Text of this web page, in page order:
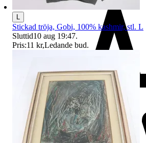
Stickad tröja, Gobi, 100% kashmir, stl. L
Sluttid10 aug 19:47.
Pris:11 kr,Ledande bud.